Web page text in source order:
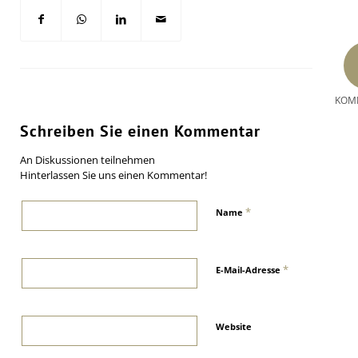
Schreiben Sie einen Kommentar
An Diskussionen teilnehmen
Hinterlassen Sie uns einen Kommentar!
Name *
E-Mail-Adresse *
Website